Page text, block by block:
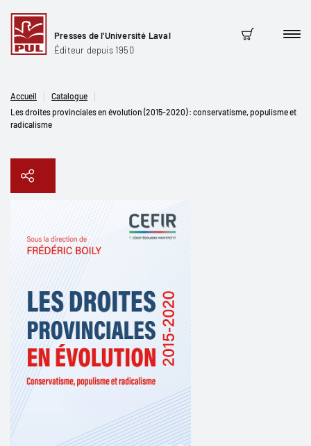
Presses de l'Université Laval
Éditeur depuis 1950
Panier
Accueil
Catalogue
Les droites provinciales en évolution (2015-2020) : conservatisme, populisme et
radicalisme
Copier le lien